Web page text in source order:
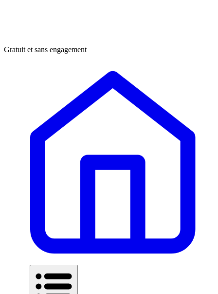
Gratuit et sans engagement